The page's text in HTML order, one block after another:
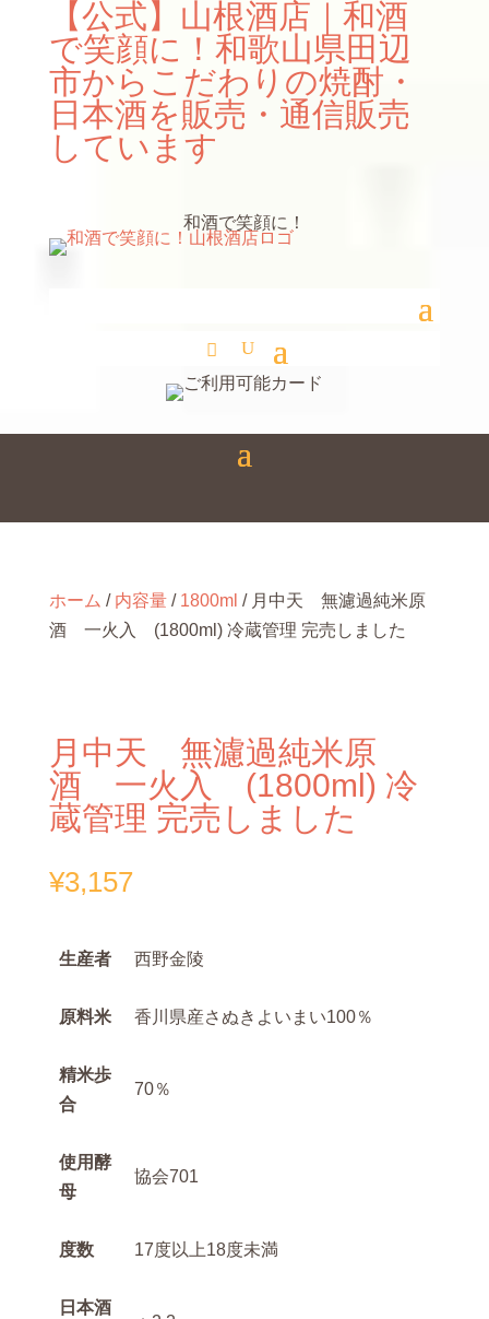
【公式】山根酒店｜和酒
で笑顔に！和歌山県田辺
市からこだわりの焼酎・
日本酒を販売・通信販売
しています
和酒で笑顔に！
ホーム / 内容量/ 1800ml / 月中天 無濾過純米原
酒 一火入 (1800ml) 冷蔵管理 完売しました
月中天 無濾過純米原
酒 一火入 (1800ml) 冷
蔵管理 完売しました
¥3,157
生産者 西野金陵
原料米 香川県産さぬきよいまい100％
精米歩
合
70％
使用酵
母
協会701
度数 17度以上18度未満
日本酒